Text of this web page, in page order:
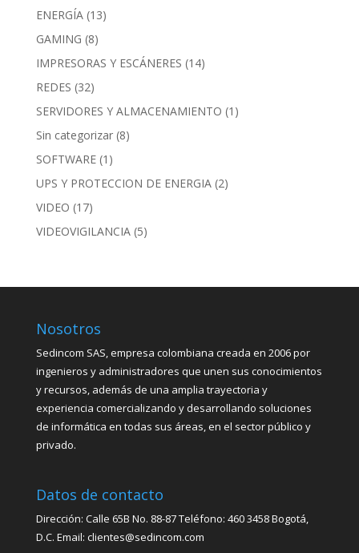
ENERGÍA (13)
GAMING (8)
IMPRESORAS Y ESCÁNERES (14)
REDES (32)
SERVIDORES Y ALMACENAMIENTO (1)
Sin categorizar (8)
SOFTWARE (1)
UPS Y PROTECCION DE ENERGIA (2)
VIDEO (17)
VIDEOVIGILANCIA (5)
Nosotros
Sedincom SAS, empresa colombiana creada en 2006 por
ingenieros y administradores que unen sus conocimientos
y recursos, además de una amplia trayectoria y
experiencia comercializando y desarrollando soluciones
de informática en todas sus áreas, en el sector público y
privado.
Datos de contacto
Dirección: Calle 65B No. 88-87 Teléfono: 460 3458 Bogotá,
D.C. Email: clientes@sedincom.com